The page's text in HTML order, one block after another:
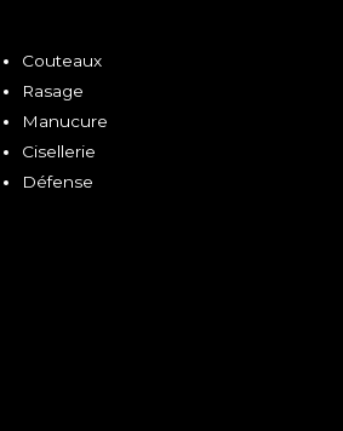
Couteaux
Rasage
Manucure
Cisellerie
Défense